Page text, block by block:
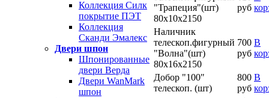
Коллекция Силк
покрытие ПЭТ
Коллекция
Сканди Эмалекс
Двери шпон
Шпонированные
двери Верда
Двери WanMark
шпон
"Трапеция"(шт)
80х10х2150
руб
Наличник
телескоп.фигурный
"Волна"(шт)
80х16х2150
700
руб
В
Добор "100"
телескоп. (шт)
800
руб
В